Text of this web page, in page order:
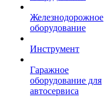
Железнодорожное
оборудование
Инструмент
Гаражное
оборудование для
автосервиса